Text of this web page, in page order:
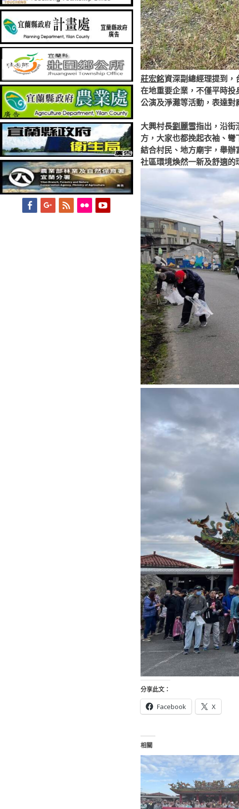
莊宏銘資深副總經理提到，
在地重要企業，不僅平時投
公演及淨灘等活動，表達對
大興村長劉麗雪指出，沿街
方，大家也都挽起衣袖、彎
結合村民、地方廟宇，舉
社區環境煥然一新及舒適的
分享此文：
Facebook X
相關
FacebookGoogleplus
Feed Flickr YouTube